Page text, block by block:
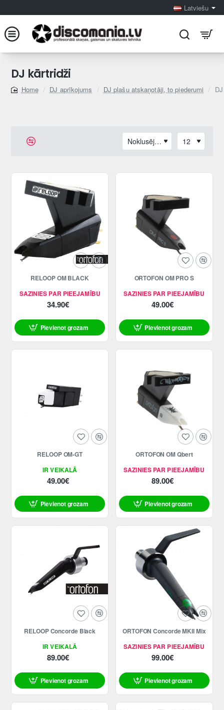
Latviešu
DJ kārtridži
home
DJ aprīkojums DJ plašu atskaņotāji, to piederumi
SAZINIES PAR PIEEJAMĪBU
RELOOP OM BLACK
34.90€
Pievienot grozam
SAZINIES PAR PIEEJAMĪBU
ORTOFON OM PRO S
49.00€
Pievienot grozam
IR VEIKALĀ
RELOOP OM-GT
49.00€
Pievienot grozam
SAZINIES PAR PIEEJAMĪBU
ORTOFON OM Qbert
89.00€
Pievienot grozam
IR VEIKALĀ
RELOOP Concorde Black
89.00€
Pievienot grozam
SAZINIES PAR PIEEJAMĪBU
ORTOFON Concorde MKII Mix
99.00€
Pievienot grozam